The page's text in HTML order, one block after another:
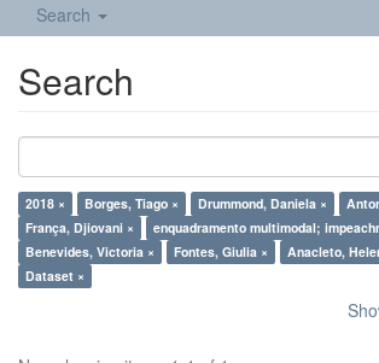
Search
Search
2018 × Borges, Tiago × Drummond, Daniela ×
França, Djiovani ×
enquadramento multimodal;
Benevides, Victoria ×
Fontes, Giulia × Anacleto,
Dataset ×